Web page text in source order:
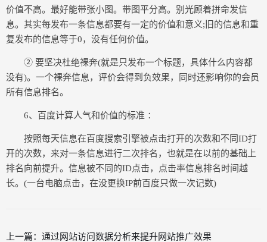
价值不高。最好能带张小图。带图平分高。别光顾着拼命发信
息。其实每发布一条信息都要有一定的价值和意义;旧的信息和重
复发布的信息等于0，没有任何价值。
② 要坚决杜绝裸奔(就是只发布一个标题，具体什么内容都
没有)。一个裸奔信息，评价会得到负效果，同时还影响你的会员
所有信息排名。
6、百度计算人气和价值的标准 ：
按照每天信息在百度搜索引擎被点击打开的次数和不同ID打
开的次数，来对一条信息进行二次排名，也就是在以前的基础上
排名向前提升。信息被不同的ID点击，点击率信息排名时间越
长。(一台电脑点击，在没更换IP前百度只做一次记数)
上一篇： 通过网站访问数据分析来提升网站推广效果